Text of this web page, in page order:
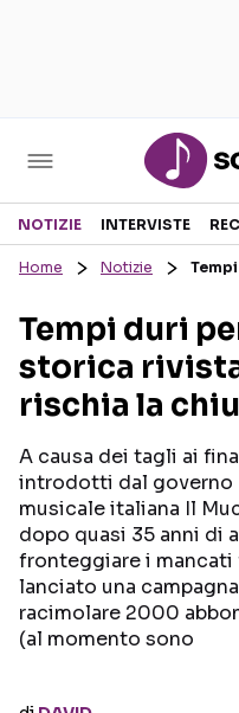
Sezioni
RECENSIONI MUSICALI
INTERVISTE
GOSSIP E CURIOSITÀ
NOTIZIE INTERVISTE
Home Notizie
Tempi duri
storica
rischia la
A causa dei tagli ai
introdotti dal governo
musicale italiana Il
dopo quasi 35 anni di
fronteggiare i mancati
lanciato una
racimolare 2000
(al momento sono